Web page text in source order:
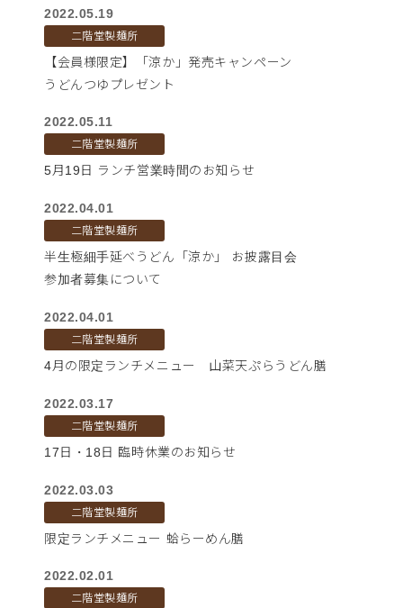
2022.05.19
二階堂製麺所
【会員様限定】「涼か」発売キャンペーン
うどんつゆプレゼント
2022.05.11
二階堂製麺所
5月19日 ランチ営業時間のお知らせ
2022.04.01
二階堂製麺所
半生極細手延べうどん「涼か」 お披露目会
参加者募集について
2022.04.01
二階堂製麺所
4月の限定ランチメニュー 山菜天ぷらうどん膳
2022.03.17
二階堂製麺所
17日・18日 臨時休業のお知らせ
2022.03.03
二階堂製麺所
限定ランチメニュー 蛤らーめん膳
2022.02.01
二階堂製麺所